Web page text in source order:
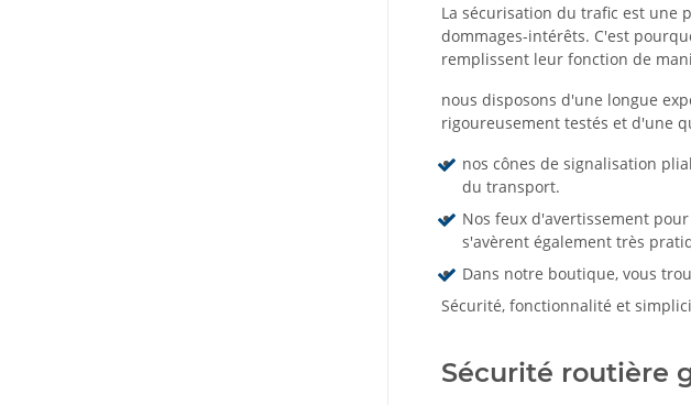
La sécurisation du trafic est une
dommages-intérêts. C'est
remplissent leur fonction de
nous disposons d'une longue
rigoureusement testés et d'une
nos cônes de signalisation
du transport.
Nos feux d'avertissement
s'avèrent également très
Dans notre boutique, vous
Sécurité, fonctionnalité et
Sécurité routière